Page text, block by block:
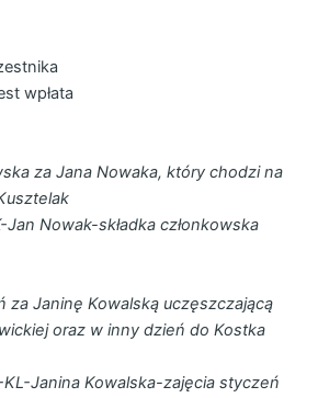
wpłata
za Jana Nowaka, który chodzi na
Jan Nowak-składka członkowska
za Janinę Kowalską uczęszczającą
oraz w inny dzień do Kostka
KL-Janina Kowalska-zajęcia styczeń